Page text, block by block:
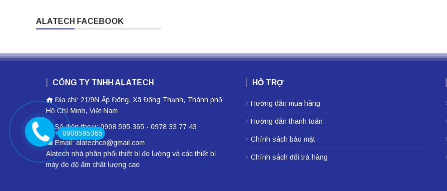
ALATECH FACEBOOK
CÔNG TY TNHH ALATECH
Địa chỉ: 21/9N Ấp Đông, Xã Đông Thạnh, Thành phố
Hồ Chí Minh, Việt Nam
Số điện thoại: 0908 595 365 - 0978 33 77 43
Email: alatechco@gmail.com
Alatech nhà phân phối thiêt bị đo lường và các thiết bị
máy đo độ ẩm chất lượng cao
HỖ TRỢ
Hướng dẫn mua hàng
Hướng dẫn thanh toán
Chính sách bảo mật
Chính sách đổi trả hàng
0908595365